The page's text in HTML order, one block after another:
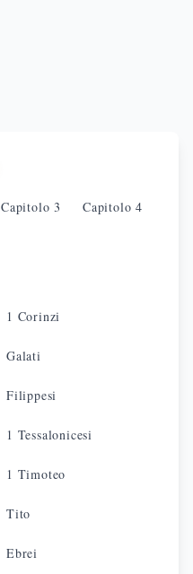
Capitolo3 Capitolo4
1 Corinzi
Galati
Filippesi
1 Tessalonicesi
1 Timoteo
Tito
Ebrei